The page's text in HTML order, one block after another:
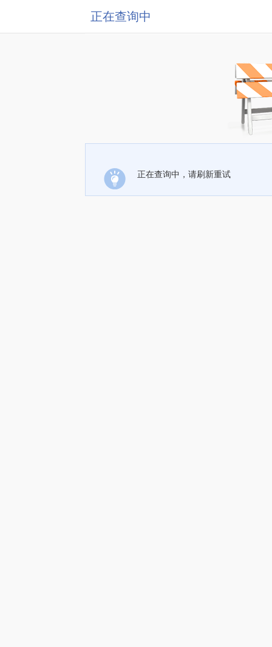
正在查询中
正在查询中，请刷新重试